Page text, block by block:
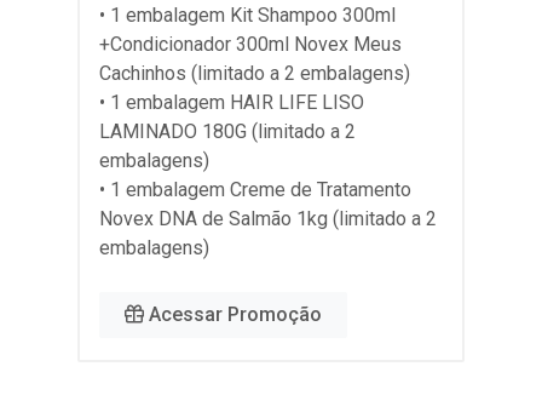
• 1 embalagem Kit Shampoo 300ml
+Condicionador 300ml Novex Meus
Cachinhos (limitado a 2 embalagens)
• 1 embalagem HAIR LIFE LISO
LAMINADO 180G (limitado a 2
embalagens)
• 1 embalagem Creme de Tratamento
Novex DNA de Salmão 1kg (limitado a 2
embalagens)
Acessar Promoção